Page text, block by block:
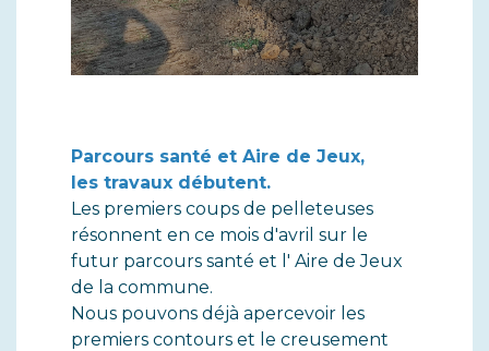
Parcours santé et Aire de Jeux,
les travaux débutent.
Les premiers coups de pelleteuses
résonnent en ce mois d'avril sur le
futur parcours santé et l' Aire de Jeux
de la commune.
Nous pouvons déjà apercevoir les
premiers contours et le creusement